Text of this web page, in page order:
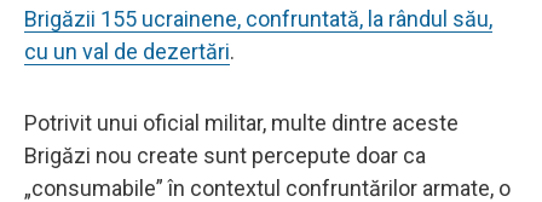
Brigăzii 155 ucrainene, confruntată, la rândul său,
cu un val de dezertări.
Potrivit unui oficial militar, multe dintre aceste
Brigăzi nou create sunt percepute doar ca
„consumabile” în contextul confruntărilor armate, o